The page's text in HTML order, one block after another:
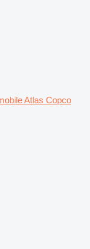
Atlas Copco